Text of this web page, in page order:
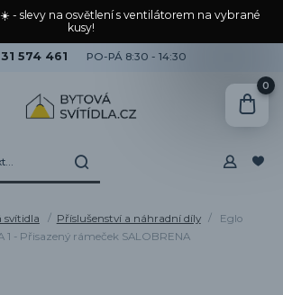
- slevy na osvětlení s ventilátorem na vybrané
kusy!
574 461 PO-PÁ 8:30 - 14:30
0
svítidla Příslušenství a náhradní díly
Eglo
1 - Přisazený rámeček SALOBRENA